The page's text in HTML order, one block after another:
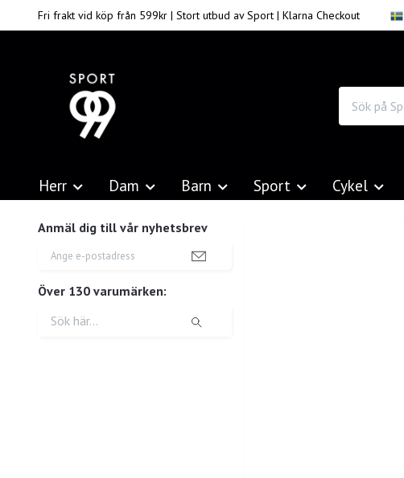
Fri frakt vid köp från 599kr | Stort utbud av Sport | Klarna Checkout
Herr Dam Barn Sport Cykel
Anmäl dig till vår nyhetsbrev
Över 130 varumärken: